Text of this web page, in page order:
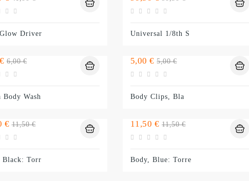
normal
Driver
normal
Universal 1/8th S
Preço
normal
6,00 €
Body Wash
Preço
5,00 € Preço
normal
5,00 €
Body Clips, Bla
€ Preço
normal
11,50 €
Black: Torr
Preço
11,50 € Preço
normal
11,50 €
Body, Blue: Torre